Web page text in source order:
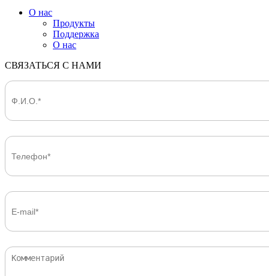
О нас
Продукты
Поддержка
О нас
СВЯЗАТЬСЯ С НАМИ